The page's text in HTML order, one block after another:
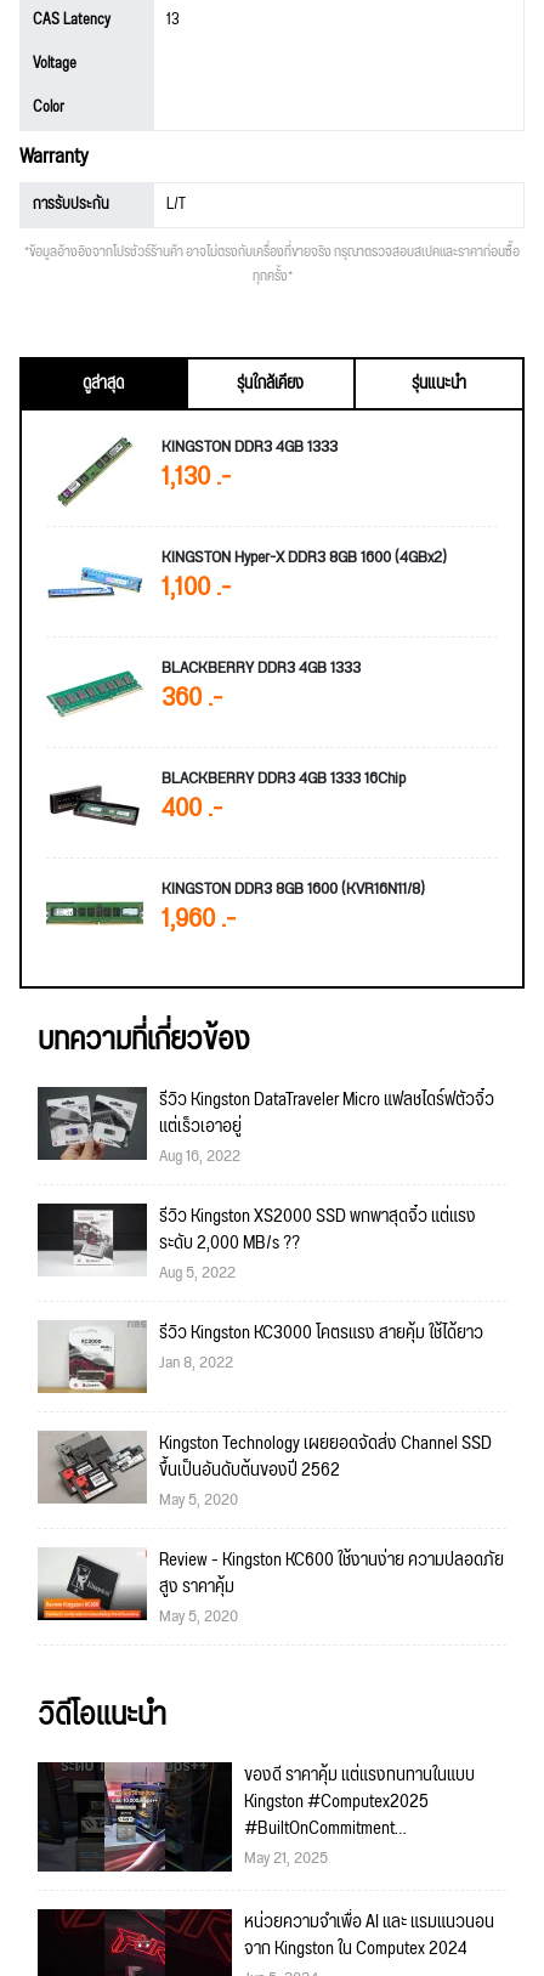
CAS Latency
13
Voltage
Color
Warranty
การรับประกัน L/T
*ข้อมูลอ้างอิงจากโปรชัวร์ร้านค้า อาจไม่ตรงกับเครื่องที่ขายจริง กรุณาตรวจสอบสเปคและราคาก่อนซื้อ
ทุกครั้ง*
ดูล่าสุด รุ่นใกล้เคียง
รุ่นแนะนำ
KINGSTON DDR3 4GB 1333
1,130 .-
KINGSTON Hyper-X DDR3 8GB 1600 (4GBx2)
1,100 .-
BLACKBERRY DDR3 4GB 1333
360 .-
BLACKBERRY DDR3 4GB 1333 16Chip
400 .-
KINGSTON DDR3 8GB 1600 (KVR16N11/8)
1,960 .-
บทความที่เกี่ยวข้อง
รีวิว Kingston DataTraveler Micro แฟลชไดร์ฟตัวจิ๋ว
แต่เร็วเอาอยู่
Aug 16, 2022
รีวิว Kingston XS2000 SSD พกพาสุดจิ๋ว แต่แรง
ระดับ 2,000 MB/s ??
Aug 5, 2022
รีวิว Kingston KC3000 โคตรแรง สายคุ้ม ใช้ได้ยาว
Jan 8, 2022
Kingston Technology เผยยอดจัดส่ง Channel SSD
ขึ้นเป็นอันดับต้นของปี 2562
May 5, 2020
Review - Kingston KC600 ใช้งานง่าย ความปลอดภัย
สูง ราคาคุ้ม
May 5, 2020
วิดีโอแนะนำ
ของดี ราคาคุ้ม แต่แรงทนทานในแบบ
Kingston #Computex2025
#BuiltOnCommitment
#KingstonFutureCity
May 21, 2025
หน่วยความจำเพื่อ AI และ แรมแนวนอน
จาก Kingston ใน Computex 2024